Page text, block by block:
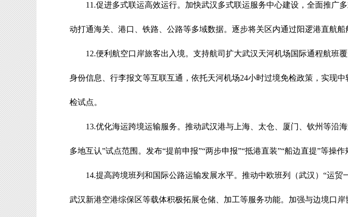
11.促进多式联运高效运行。 加快武汉多式联运服务中心建设，全面推广
动打通海关、港口、铁路、公路等多域数据。逐步将关区内通过阳逻港直航船
12.便利航空口岸旅客出入境。 支持航司扩大武汉天河机场国际通程航班
身份信息、行李报文等互联互通，依托天河机场24小时过境免检政策 ，实现
检试点。
13.优化海运跨境运输服务。 推动武汉港与上海、太仓、厦门、钦州等沿
多地互认”试点范围。发布“提前申报”“两步申报”“抵港直装”“船边直提”等操作
14.提高跨境班列和国际公路运输发展水平。 推动中欧班列（武汉） “运贸
武汉新港空港综保区等载体积极拓展仓储、加工等服务功能。加强与边境口